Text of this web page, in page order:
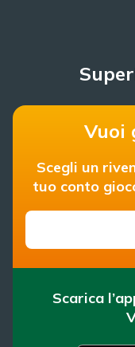
Vuoi
Scegli un
tuo conto
Scarica